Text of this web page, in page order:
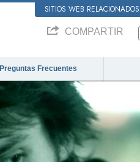
SITIOS WEB RELACIONADOS
COMPARTIR
Preguntas Frecuentes